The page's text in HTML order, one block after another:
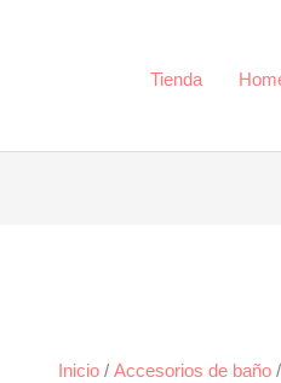
Tienda
Inicio / Accesorios de baño /